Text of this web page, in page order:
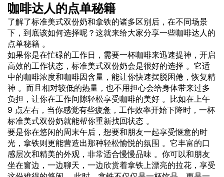
咖啡达人的点单秘籍
了解了标准美式双份奶和拿铁的诸多区别后，在不同场景
下，到底该如何选择呢？这就来给大家分享一些咖啡达人的
点单秘籍 。
如果你是在忙碌的工作日，需要一杯咖啡来迅速提神，开启
高效的工作状态，标准美式双份奶会是很好的选择 。它适
中的咖啡浓度和咖啡因含量，能让你快速摆脱困倦，恢复精
神 。而且相对较低的热量，也不用担心会给身体带来过多
负担，让你在工作间隙轻松享受咖啡的美好 。比如在上午
9 点左右，当你感觉有些疲惫，工作效率开始下降时，一杯
标准美式双份奶就能帮你重新找回状态 。
要是你在悠闲的周末午后，想要和朋友一起享受惬意的时
光，拿铁则更能营造出那种轻松愉悦的氛围 。它丰富的口
感层次和精美的外观，非常适合慢慢品味 。你可以和朋友
坐在窗边，一边聊天，一边欣赏着拿铁上漂亮的拉花，享受